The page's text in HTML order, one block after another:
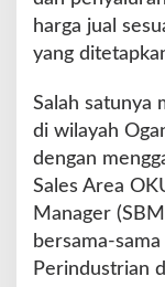
s
p
r
i
d
a
g
,
a
harga jual
yang
Salah satunya
di wilayah
dengan
Sales Area
Manager
bersama-
Perindustrian